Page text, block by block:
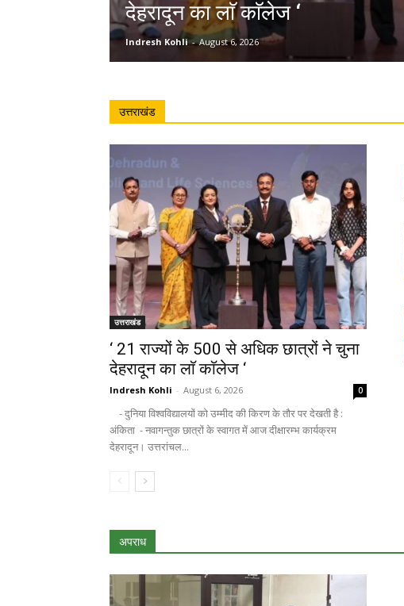
देहरादून का लाॅ काॅलेज ‘
Indresh Kohli - August 6, 2026
उत्तराखंड
उत्तराखंड
‘ 21 राज्यों के 500 से अधिक छात्रों ने चुना
देहरादून का लाॅ काॅलेज ‘
Indresh Kohli - August 6, 2026 0
- दुनिया विश्वविद्यालयों को उम्मीद की किरण के तौर पर देखती है :
अंकिता - नवागन्तुक छात्रों के स्वागत में आज दीक्षारम्भ कार्यक्रम
देहरादून। उत्तरांचल...
अपराध